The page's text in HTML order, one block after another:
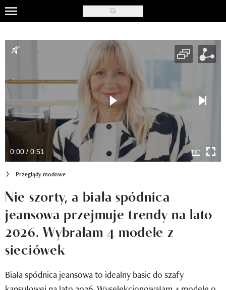
Skip
to
main
content
Moda
Ślub i wesele
Styl życia
Nasze akcje
Newsy
Newsletter
Wizaz Summer Influ School
Mój profil / Zarejestruj się
0:00 / 0:51
Przeglądy modowe
Nie szorty, a biała spódnica
jeansowa przejmuje trendy na lato
2026. Wybrałam 4 modele z
sieciówek
Biała spódnica jeansowa to idealny basic do szafy